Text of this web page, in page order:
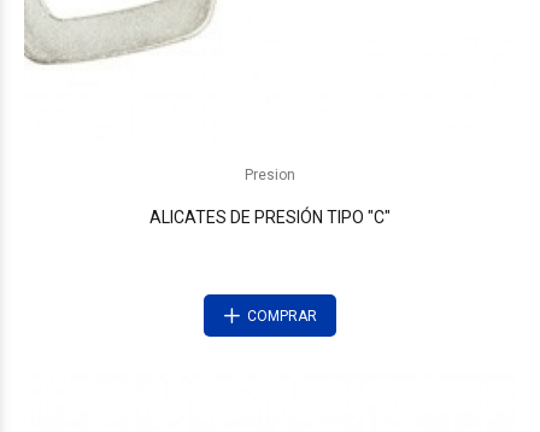
Presion
ALICATES DE PRESIÓN TIPO "C"
COMPRAR